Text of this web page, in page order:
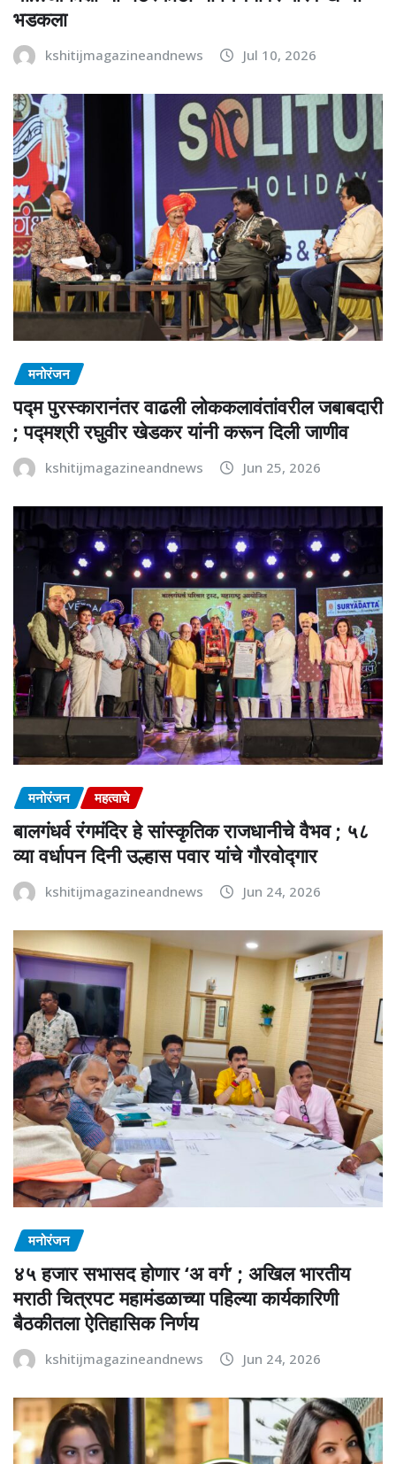
भडकला
kshitijmagazineandnews Jul 10, 2026
मनोरंजन
पद्म पुरस्कारानंतर वाढली लोककलावंतांवरील जबाबदारी
; पद्मश्री रघुवीर खेडकर यांनी करून दिली जाणीव
kshitijmagazineandnews Jun 25, 2026
मनोरंजन महत्वाचे
बालगंधर्व रंगमंदिर हे सांस्कृतिक राजधानीचे वैभव ; ५८
व्या वर्धापन दिनी उल्हास पवार यांचे गौरवोद्गार
kshitijmagazineandnews Jun 24, 2026
मनोरंजन
४५ हजार सभासद होणार ‘अ वर्ग’ ; अखिल भारतीय
मराठी चित्रपट महामंडळाच्या पहिल्या कार्यकारिणी
बैठकीतला ऐतिहासिक निर्णय
kshitijmagazineandnews Jun 24, 2026